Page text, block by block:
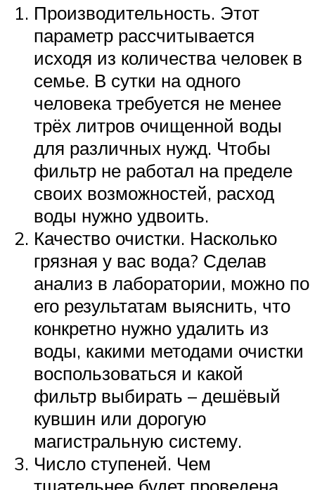
Производительность. Этот
параметр рассчитывается
исходя из количества человек в
семье. В сутки на одного
человека требуется не менее
трёх литров очищенной воды
для различных нужд. Чтобы
фильтр не работал на пределе
своих возможностей, расход
воды нужно удвоить.
Качество очистки. Насколько
грязная у вас вода? Сделав
анализ в лаборатории, можно по
его результатам выяснить, что
конкретно нужно удалить из
воды, какими методами очистки
воспользоваться и какой
фильтр выбирать – дешёвый
кувшин или дорогую
магистральную систему.
Число ступеней. Чем